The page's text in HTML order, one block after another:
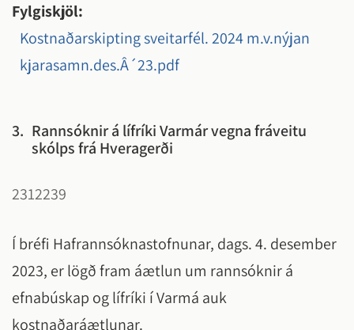
Fylgiskjöl:
Kostnaðarskipting sveitarfél. 2024 m.v.nýjan
kjarasamn.des.Â´23.pdf
3. Rannsóknir á lífríki Varmár vegna fráveitu
skólps frá Hveragerði
2312239
Í bréfi Hafrannsóknastofnunar, dags. 4. desember
2023, er lögð fram áætlun um rannsóknir á
efnabúskap og lífríki í Varmá auk
kostnaðaráætlunar.